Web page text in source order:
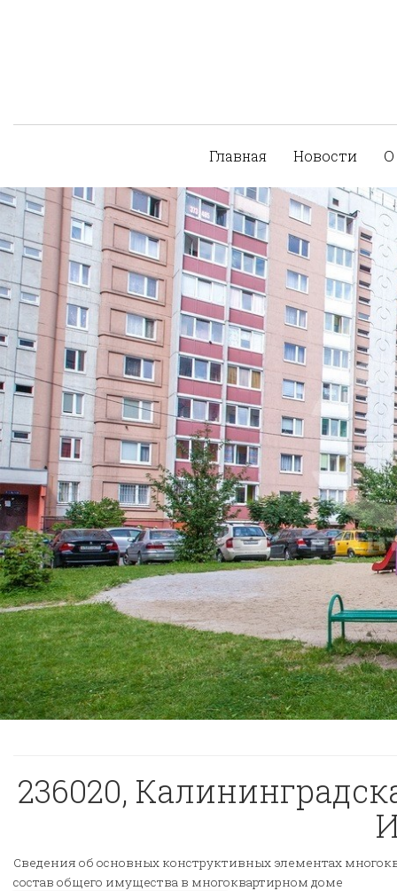
Главная Новости О
236020,
Сведения об основных конструктивных элементах
состав общего имущества в многоквартирном доме